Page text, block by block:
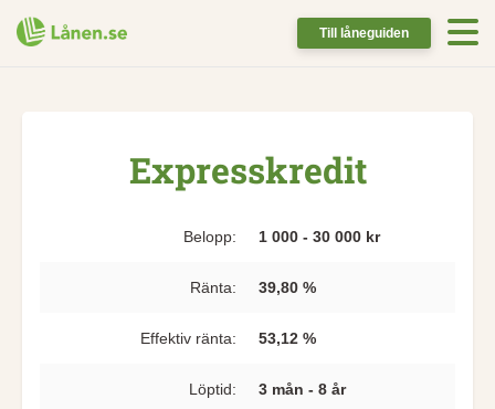
Till låneguiden
Expresskredit
Belopp: 1 000 - 30 000 kr
Ränta: 39,80 %
Effektiv ränta: 53,12 %
Löptid: 3 mån - 8 år